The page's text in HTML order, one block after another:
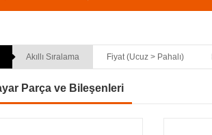
Akıllı Sıralama Fiyat (Ucuz > Pahalı)
Parça ve Bileşenleri